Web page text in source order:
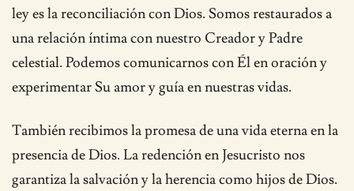
ley es la reconciliación con Dios. Somos restaurados a
una relación íntima con nuestro Creador y Padre
celestial. Podemos comunicarnos con Él en oración y
experimentar Su amor y guía en nuestras vidas.
También recibimos la promesa de una vida eterna en la
presencia de Dios. La redención en Jesucristo nos
garantiza la salvación y la herencia como hijos de Dios.